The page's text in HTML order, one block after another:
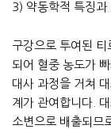
3) 약동학적 특징과
구강으로 투여된 티
되어 혈중 농도가
대사 과정을 거쳐
계가 관여합니다.
소변으로 배출되므